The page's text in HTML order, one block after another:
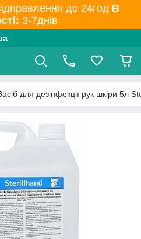
до 24год В
3-7днів
для дезінфекції рук шкіри 5л